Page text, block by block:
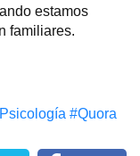
estamos
familiares.
#Quora